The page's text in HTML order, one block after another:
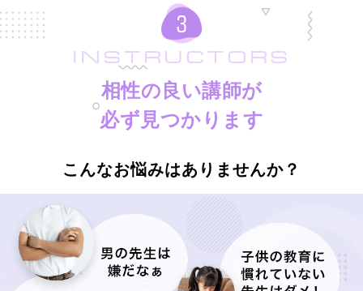
INSTRUCTORS
相性の良い講師が
必ず見つかります
こんなお悩みはありませんか？